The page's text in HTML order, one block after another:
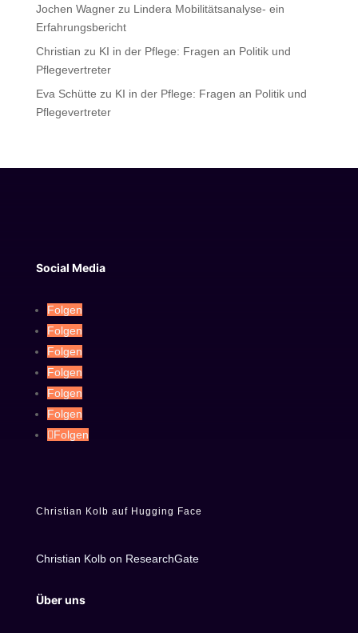
Jochen Wagnerzu Lindera Mobilitätsanalyse- ein
Erfahrungsbericht
Christian zu KI in der Pflege: Fragen an Politik und
Pflegevertreter
Eva Schütte zu KI in der Pflege: Fragen an Politik und
Pflegevertreter
Social Media
Folgen
Folgen
Folgen
Folgen
Folgen
Folgen
Folgen
Christian Kolb auf Hugging Face
Christian Kolb on ResearchGate
Über uns